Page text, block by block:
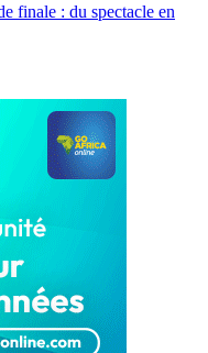
finale : du spectacle en